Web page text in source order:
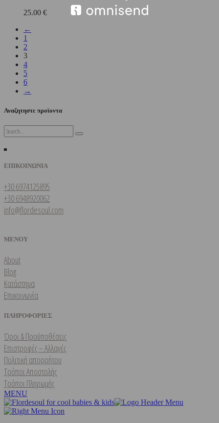
25.00 €
←
1
2
3
4
5
6
→
Αναζητηστε προϊοντα
Search
for:
ΕΠΙΚΟΙΝΩΝΙΑ
+30 6974125895
+30 6948920062
info@flordesoul.com
ΜΕΝΟΥ
About
Blog
Κατάστημα
Επικοινωνία
ΠΛΗΡΟΦΟΡΙΕΣ
Όροι & Προϋποθέσεις
Επιστροφές – Αλλαγές
Πολιτική απορρήτου
Τρόποι Αποστολής
Τρόποι Πληρωμής
MENU